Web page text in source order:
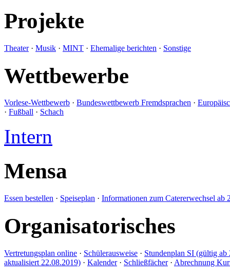
Projekte
Theater· Musik · MINT · Ehemalige berichten · Sonstige
Wettbewerbe
Vorlese-Wettbewerb · Bundeswettbewerb Fremdsprachen ·
· Fußball · Schach
Intern
Mensa
Essen bestellen · Speiseplan · Informationen zum Catererwechsel ab
Organisatorisches
Vertretungsplan online · Schülerausweise · Stundenplan SI (gültig
aktualisiert 22.08.2019) · Kalender· Schließfächer· Abrechnung